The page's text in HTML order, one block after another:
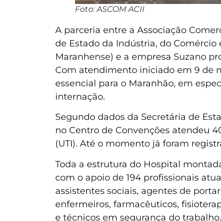
Foto: ASCOM ACII
A parceria entre a Associação
de Estado da Indústria, do
Maranhense) e a empresa Suzano
Com atendimento iniciado em 9 de
essencial para o Maranhão, em
internação.
Segundo dados da Secretária de
no Centro de Convenções atendeu
(UTI). Até o momento já foram
Toda a estrutura do Hospital
com o apoio de 194 profissionais
assistentes sociais, agentes de
enfermeiros, farmacêuticos,
e técnicos em segurança do trabalho.